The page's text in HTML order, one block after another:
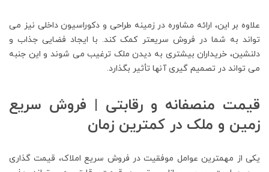
علاوه بر این، ارائه مشاوره در زمینه طراحی و دکوراسیون داخلی نیز می
تواند به شما در فروش سریعتر کمک کند. با ایجاد فضایی جذاب و
دلنشین، خریداران بیشتری به دیدن ملک ترغیب می شوند و این جنبه
می تواند در تصمیم گیری آنها تأثیر بگذارد.
قیمت منصفانه و رقابتی | فروش سریع
زمین و ملک در کمترین زمان
یکی از مهمترین عوامل موفقیت در فروش سریع املاک، قیمت گذاری